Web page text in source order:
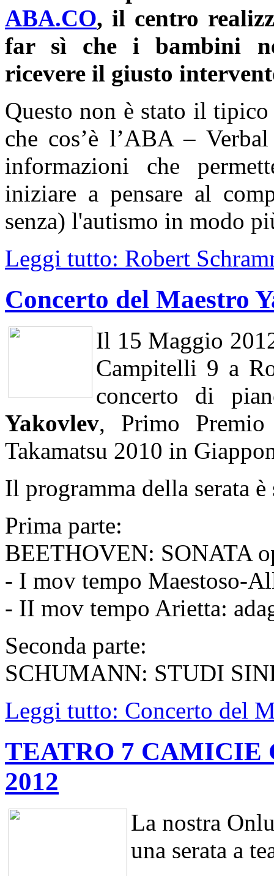
ABA.CO, il centro
far sì che i bambini
ricevere il giusto
Questo non è stato il
che cos’è l’ABA –
informazioni che
iniziare a pensare al
senza) l'autismo in modo
Leggi tutto: Robert
Concerto del Maestro
Il 15 Maggio
Campitelli 9 a
concerto di
Yakovlev, Primo Premio
Takamatsu 2010 in
Il programma della serata
Prima parte:
BEETHOVEN: SONATA
- I mov tempo Maestoso-
- II mov tempo Arietta:
Seconda parte:
SCHUMANN: STUDI
Leggi tutto: Concerto del
TEATRO 7 CAMICIE
2012
La nostra
una serata a